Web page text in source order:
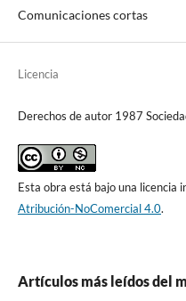
Comunicaciones cortas
Licencia
Derechos de autor 1987
Esta obra está bajo una licencia
Atribución-NoComercial 4.0.
Artículos más leídos del